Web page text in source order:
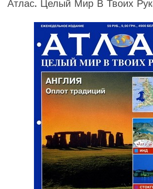
Атлас. Целый Мир В Твоих